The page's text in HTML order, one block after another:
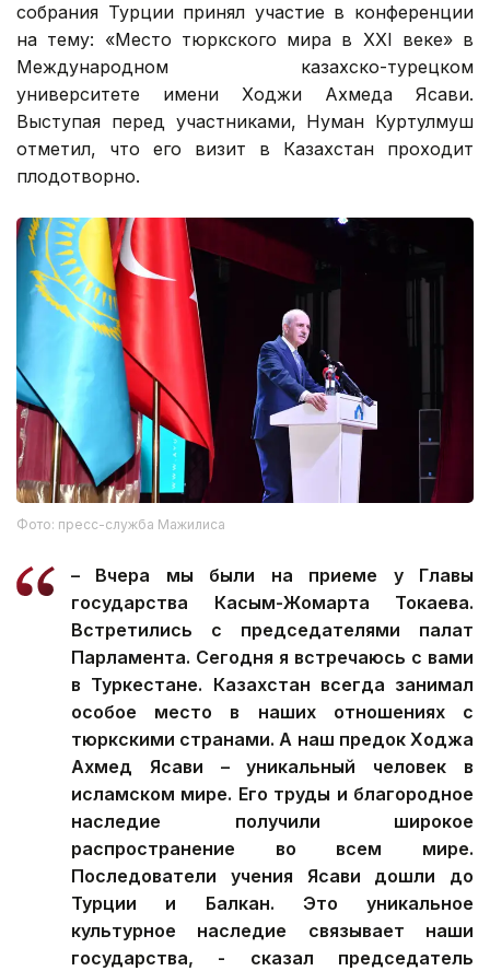
собрания Турции принял участие в конференции
на тему: «Место тюркского мира в XXI веке» в
Международном казахско-турецком
университете имени Ходжи Ахмеда Ясави.
Выступая перед участниками, Нуман Куртулмуш
отметил, что его визит в Казахстан проходит
плодотворно.
Фото: пресс-служба Мажилиса
– Вчера мы были на приеме у Главы
государства Касым-Жомарта Токаева.
Встретились с председателями палат
Парламента. Сегодня я встречаюсь с вами
в Туркестане. Казахстан всегда занимал
особое место в наших отношениях с
тюркскими странами. А наш предок Ходжа
Ахмед Ясави – уникальный человек в
исламском мире. Его труды и благородное
наследие получили широкое
распространение во всем мире.
Последователи учения Ясави дошли до
Турции и Балкан. Это уникальное
культурное наследие связывает наши
государства, - сказал председатель